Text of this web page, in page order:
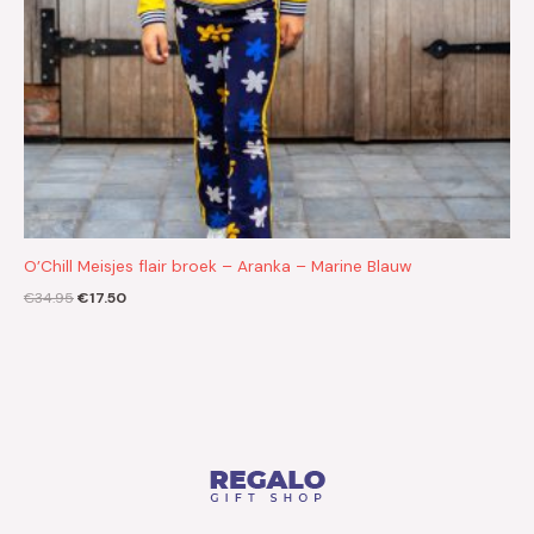
O’Chill Meisjes flair broek – Aranka – Marine Blauw
€34.95€17.50